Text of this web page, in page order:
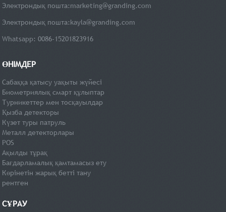
Электрондық пошта:marketing@granding.com
Электрондық пошта:kayla@granding.com
Whatsapp: 0086-15201823916
ӨНІМДЕР
Сабаққа қатысу уақыты жүйесі
Биометриялық смарт құлыптар
Турникеттер мен тосқауылдар
Қызба детекторы
Күзет туры патруль
Металл детекторлары
POS
Ақылды тұрақ
Бағдарламалық қамтамасыз ету
Көрінетін жарық бетті тану
рентген
СҰРАУ